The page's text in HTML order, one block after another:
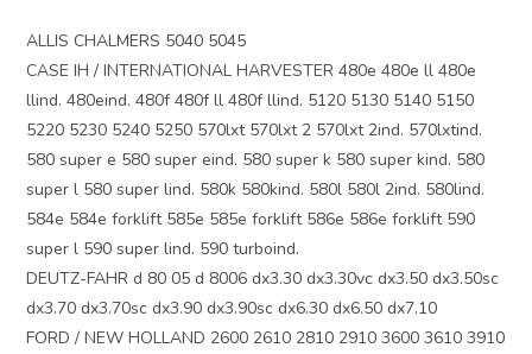
ALLIS CHALMERS 5040 5045
CASE IH / INTERNATIONAL HARVESTER 480e 480e ll 480e
llind. 480eind. 480f 480f ll 480f llind. 5120 5130 5140 5150
5220 5230 5240 5250 570lxt 570lxt 2 570lxt 2ind. 570lxtind.
580 super e 580 super eind. 580 super k 580 super kind. 580
super l 580 super lind. 580k 580kind. 580l 580l 2ind. 580lind.
584e 584e forklift 585e 585e forklift 586e 586e forklift 590
super l 590 super lind. 590 turboind.
DEUTZ-FAHR d 80 05 d 8006 dx3.30 dx3.30vc dx3.50 dx3.50sc
dx3.70 dx3.70sc dx3.90 dx3.90sc dx6.30 dx6.50 dx7.10
FORD / NEW HOLLAND 2600 2610 2810 2910 3600 3610 3910